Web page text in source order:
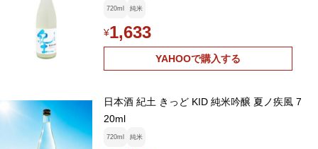
720ml 純米
¥1,633
YAHOOで購入する
日本酒 紀土 きっど KID 純米吟醸 夏ノ疾風 7
20ml
720ml 純米